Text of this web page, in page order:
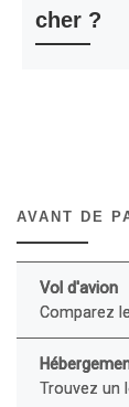
cher ?
AVANT DE
Vol d'avion
Comparez
Trouvez un